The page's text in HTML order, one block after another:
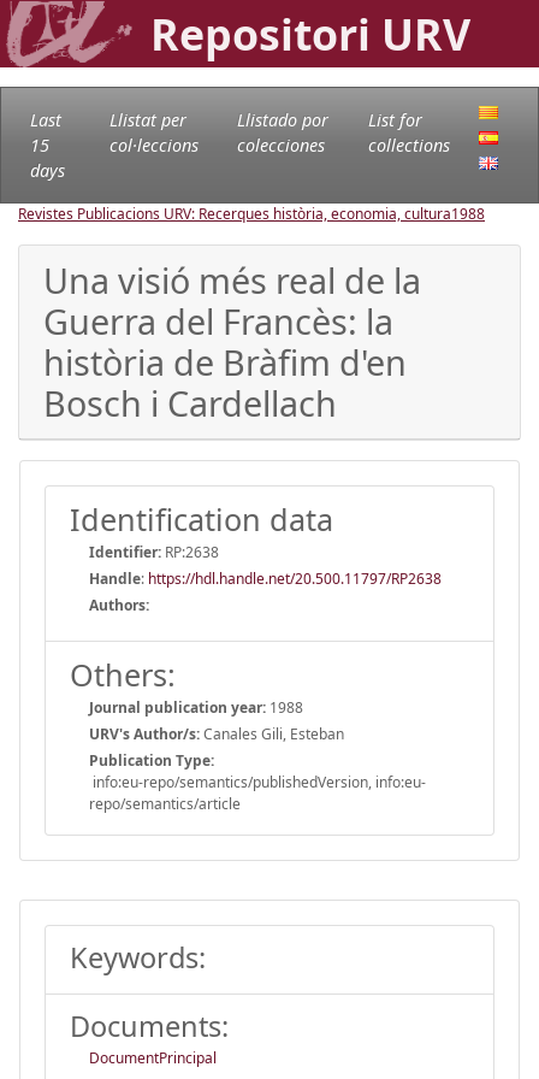
Repositori URV
Last
15
days
Llistat per
col·leccions
Llistado por
colecciones
List for
collections
Revistes Publicacions URV: Recerques història, economia, cultura1988
Una visió més real de la
Guerra del Francès: la
història de Bràfim d'en
Bosch i Cardellach
Identification data
Identifier: RP:2638
Handle: https://hdl.handle.net/20.500.11797/RP2638
Authors:
Others:
Journal publication year: 1988
URV's Author/s:Canales Gili, Esteban
Publication Type:
info:eu-repo/semantics/publishedVersion, info:eu-
repo/semantics/article
Keywords:
Documents:
DocumentPrincipal